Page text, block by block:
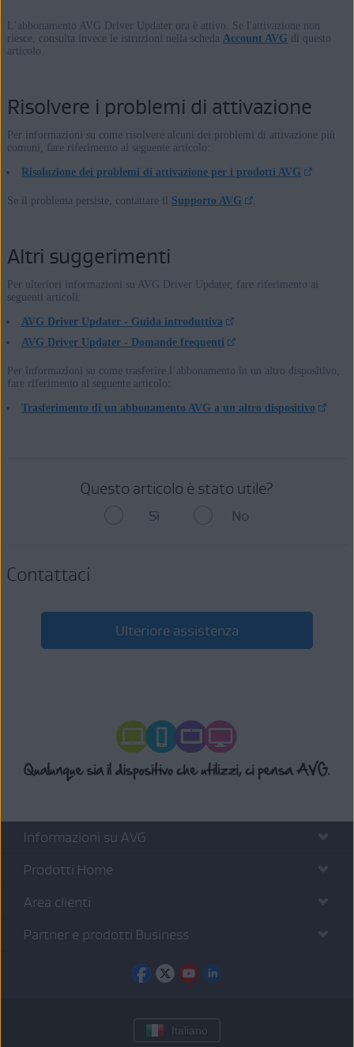
L’abbonamento AVG Driver Updater ora è attivo. Se l'attivazione non
riesce, consulta invece le istruzioni nella scheda Account AVG di questo
articolo.
Risolvere i problemi di attivazione
Per informazioni su come risolvere alcuni dei problemi di attivazione più
comuni, fare riferimento al seguente articolo:
Risoluzione dei problemi di attivazione per i prodotti AVG
Se il problema persiste, contattare il Supporto AVG .
Altri suggerimenti
Per ulteriori informazioni su AVG Driver Updater, fare riferimento ai
seguenti articoli:
AVG Driver Updater - Guida introduttiva
AVG Driver Updater - Domande frequenti
Per informazioni su come trasferire l’abbonamento in un altro dispositivo,
fare riferimento al seguente articolo:
Trasferimento di un abbonamento AVG a un altro dispositivo
Questo articolo è stato utile?
Sì No
Contattaci
Ulteriore assistenza
Informazioni su AVG
Prodotti Home
Area clienti
Partner e prodotti Business
Italiano